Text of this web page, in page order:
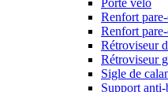
Porte vélo
Renfort
Renfort
Rétroviseur
Rétroviseur
Sigle de
Support